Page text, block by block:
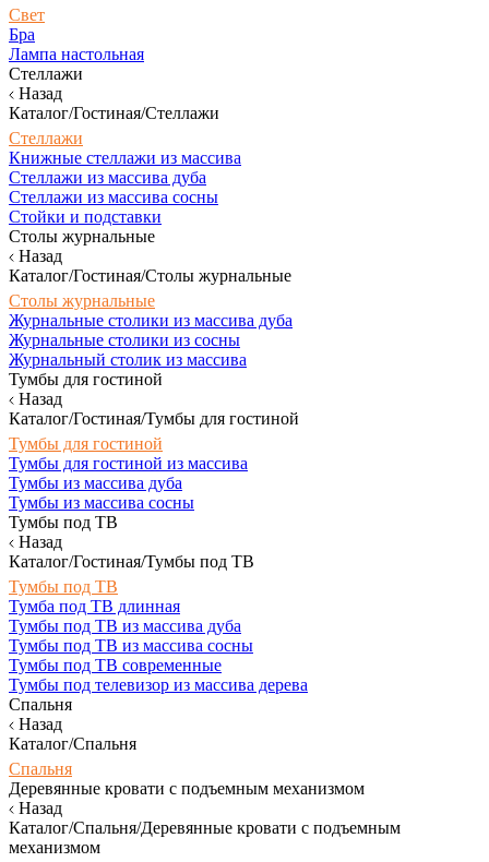
Свет
Бра
Лампа настольная
Стеллажи
Назад
Каталог/Гостиная/Стеллажи
Стеллажи
Книжные стеллажи из массива
Стеллажи из массива дуба
Стеллажи из массива сосны
Стойки и подставки
Столы журнальные
Назад
Каталог/Гостиная/Столы журнальные
Столы журнальные
Журнальные столики из массива дуба
Журнальные столики из сосны
Журнальный столик из массива
Тумбы для гостиной
Назад
Каталог/Гостиная/Тумбы для гостиной
Тумбы для гостиной
Тумбы для гостиной из массива
Тумбы из массива дуба
Тумбы из массива сосны
Тумбы под ТВ
Назад
Каталог/Гостиная/Тумбы под ТВ
Тумбы под ТВ
Тумба под ТВ длинная
Тумбы под ТВ из массива дуба
Тумбы под ТВ из массива сосны
Тумбы под ТВ современные
Тумбы под телевизор из массива дерева
Спальня
Назад
Каталог/Спальня
Спальня
Деревянные кровати с подъемным механизмом
Назад
Каталог/Спальня/Деревянные кровати с подъемным
механизмом